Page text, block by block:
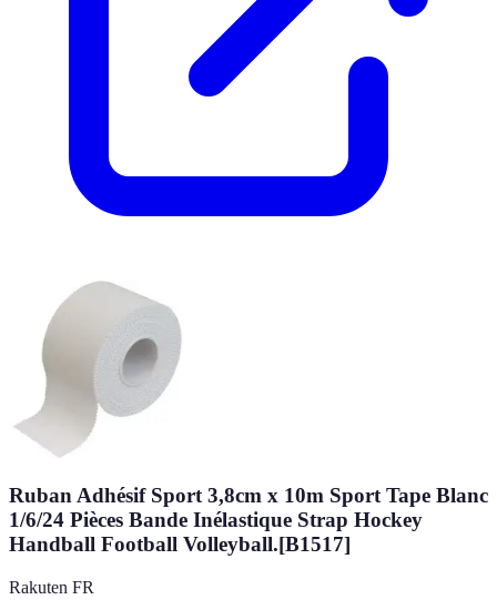
Ruban Adhésif Sport 3,8cm x 10m Sport Tape Blanc
1/6/24 Pièces Bande Inélastique Strap Hockey
Handball Football Volleyball.[B1517]
Rakuten FR